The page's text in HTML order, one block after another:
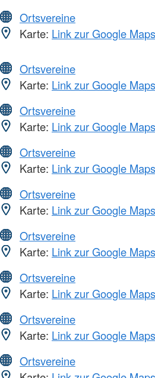
Ortsvereine
Karte: Link zur Google
Ortsvereine
Karte: Link zur Google
Ortsvereine
Karte: Link zur Google
Ortsvereine
Karte: Link zur Google
Ortsvereine
Karte: Link zur Google
Ortsvereine
Karte: Link zur Google
Ortsvereine
Karte: Link zur Google
Ortsvereine
Karte: Link zur Google
Ortsvereine